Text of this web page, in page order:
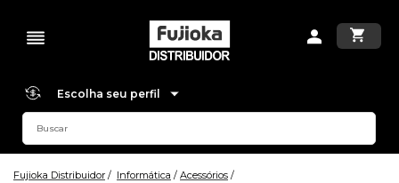
Escolha seu perfil
Fujioka Distribuidor Informática
Acessórios